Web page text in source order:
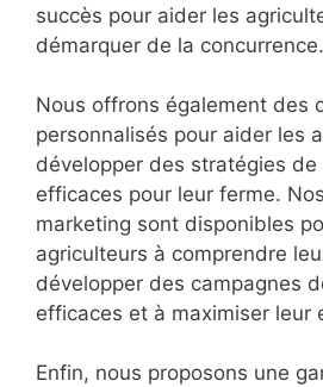
succès pour aider les
démarquer de la concurrence.
Nous offrons également des
personnalisés pour aider les
développer des stratégies de
efficaces pour leur ferme.
marketing sont disponibles
agriculteurs à comprendre
développer des campagnes
efficaces et à maximiser leur
Enfin, nous proposons une